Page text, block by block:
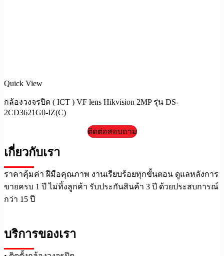
Quick View
กล้องวงจรปิด ( ICT ) VF lens Hikvision 2MP รุ่น DS-
2CD3621G0-IZ(C)
ติดต่อสอบถาม
เกี่ยวกับเรา
ราคาคุ้มค่า ฝีมือคุณภาพ งานเรียบร้อยทุกขั้นตอน ดูแลหลังการ
ขายครบ 1 ปี ไม่ทิ้งลูกค้า รับประกันสินค้า 3 ปี ด้วยประสบการณ์
กว่า 15 ปี
บริการของเรา